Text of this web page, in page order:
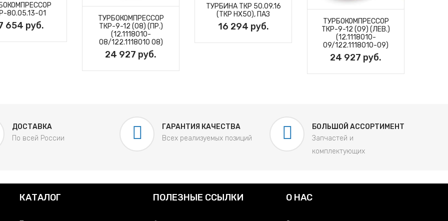
80.05.13-01
654 руб.
ТУРБОКОМПРЕССОР
ТКР-9-12 (08) (ПР.)
(12.1118010-
08/122.1118010 08)
24 927 руб.
ТУРБИНА ТКР 50.09.16
(ТКР HX50), ПАЗ
16 294 руб.
ТУРБОКОМПРЕССОР
ТКР-9-12 (09) (ЛЕВ.)
(12.1118010-
09/122.1118010-09)
24 927 руб.
ДОСТАВКА
По всей России
ГАРАНТИЯ КАЧЕСТВА
Всех реализуемых позиций
БОЛЬШОЙ АССОРТИМЕНТ
Запчастей и
комплектующих
КАТАЛОГ ПОЛЕЗНЫЕ ССЫЛКИ О НАС